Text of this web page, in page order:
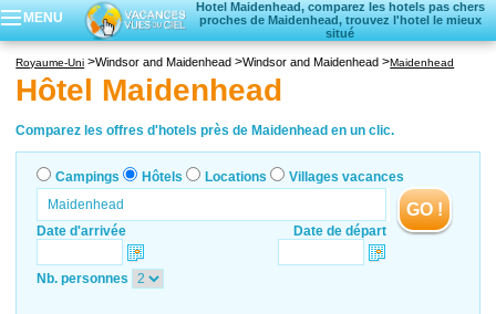
MENU
Hotel Maidenhead, comparez les hotels pas chers
proches de Maidenhead, trouvez l'hotel le mieux
situé
Locations vacances
Villages vacances
Royaume-Uni Windsor and Maidenhead Windsor and Maidenhead Maidenhead
Hôtel Maidenhead
Comparez les offres d'hotels près de Maidenhead en un clic.
Campings Hôtels Locations Villages vacances
Date d'arrivée Date de départ
GO !
Nb. personnes